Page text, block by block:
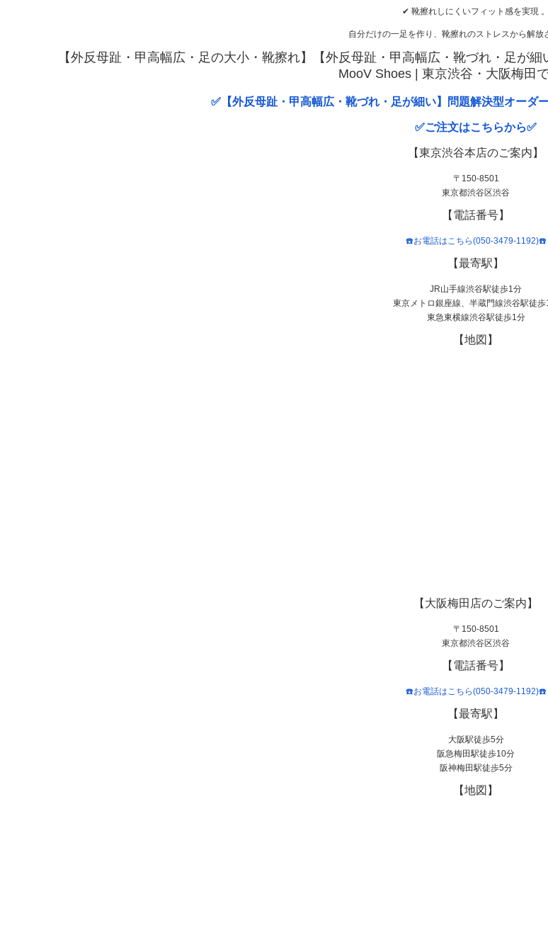
✔ 靴擦れしにくいフィット感を実現 。
自分だけの一足を作り、靴擦れのストレスから解放
【外反母趾・甲高幅広・足の大小・靴擦れ】【外反母趾・甲高幅広・靴づれ・足が
MooV Shoes | 東京渋谷・大阪梅田
✅【外反母趾・甲高幅広・靴づれ・足が細い】問題解決型オーダ
✅ご注文はこちらから✅
【東京渋谷本店のご案内】
〒150-8501
東京都渋谷区渋谷
【電話番号】
☎️お電話はこちら(050-3479-1192)☎️
【最寄駅】
JR山手線渋谷駅徒歩1分
東京メトロ銀座線、半蔵門線渋谷駅徒歩
東急東横線渋谷駅徒歩1分
【地図】
【大阪梅田店のご案内】
〒150-8501
東京都渋谷区渋谷
【電話番号】
☎️お電話はこちら(050-3479-1192)☎️
【最寄駅】
大阪駅徒歩5分
阪急梅田駅徒歩10分
阪神梅田駅徒歩5分
【地図】